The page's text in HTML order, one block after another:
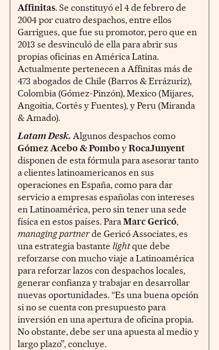
Affinitas. Se constituyó el 4 de febrero de
2004 por cuatro despachos, entre ellos
Garrigues, que fue su promotor, pero que en
2013 se desvinculó de ella para abrir sus
propias oficinas en América Latina.
Actualmente pertenecen a Affinitas más de
473 abogados de Chile (Barros & Errázuriz),
Colombia (Gómez-Pinzón), Mexico (Mijares,
Angoitia, Cortés y Fuentes), y Peru (Miranda
& Amado).
Latam Desk. Algunos despachos como
Gómez Acebo & PomboyRocaJunyent
disponen de esta fórmula para asesorar tanto
a clientes latinoamericanos en sus
operaciones en España, como para dar
servicio a empresas españolas con intereses
en Latinoamérica, pero sin tener una sede
física en estos países. ParaMarc Gericó,
managing partnerde Gericó Associates, es
una estrategia bastante lightque debe
reforzarse con mucho viaje a Latinoamérica
para reforzar lazos con despachos locales,
generar confianza y trabajar en desarrollar
nuevas oportunidades. “Es una buena opción
si no se cuenta con presupuesto para
inversión en una apertura de oficina propia.
No obstante, debe ser una apuesta al medio y
largo plazo”, concluye.